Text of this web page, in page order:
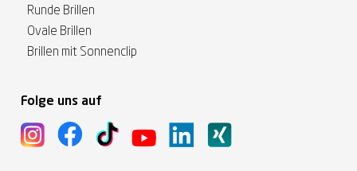
Runde Brillen
Ovale Brillen
Brillen mit Sonnenclip
Folge uns auf